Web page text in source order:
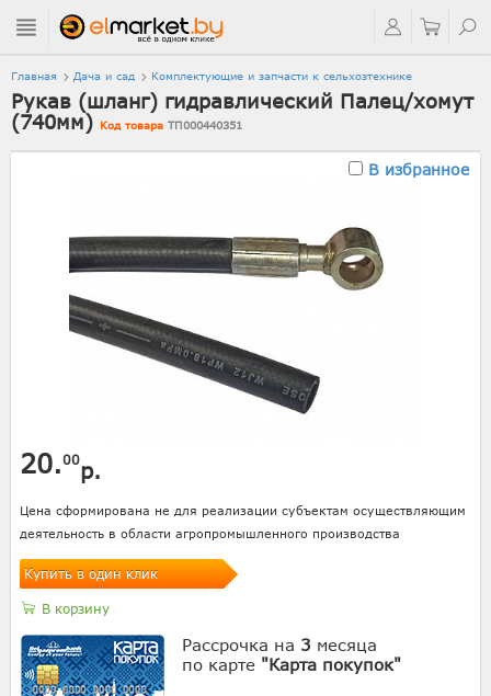
Главная Дача и сад Комплектующие и запчасти к сельхозтехнике
Рукав (шланг) гидравлический Палец/хомут
(740мм) Код товара ТП000440351
В избранное
20.00р.
Цена сформирована не для реализации субъектам осуществляющим
деятельность в области агропромышленного производства
Купить в один клик
В корзину
Рассрочка на 3 месяца
по карте "Карта покупок"